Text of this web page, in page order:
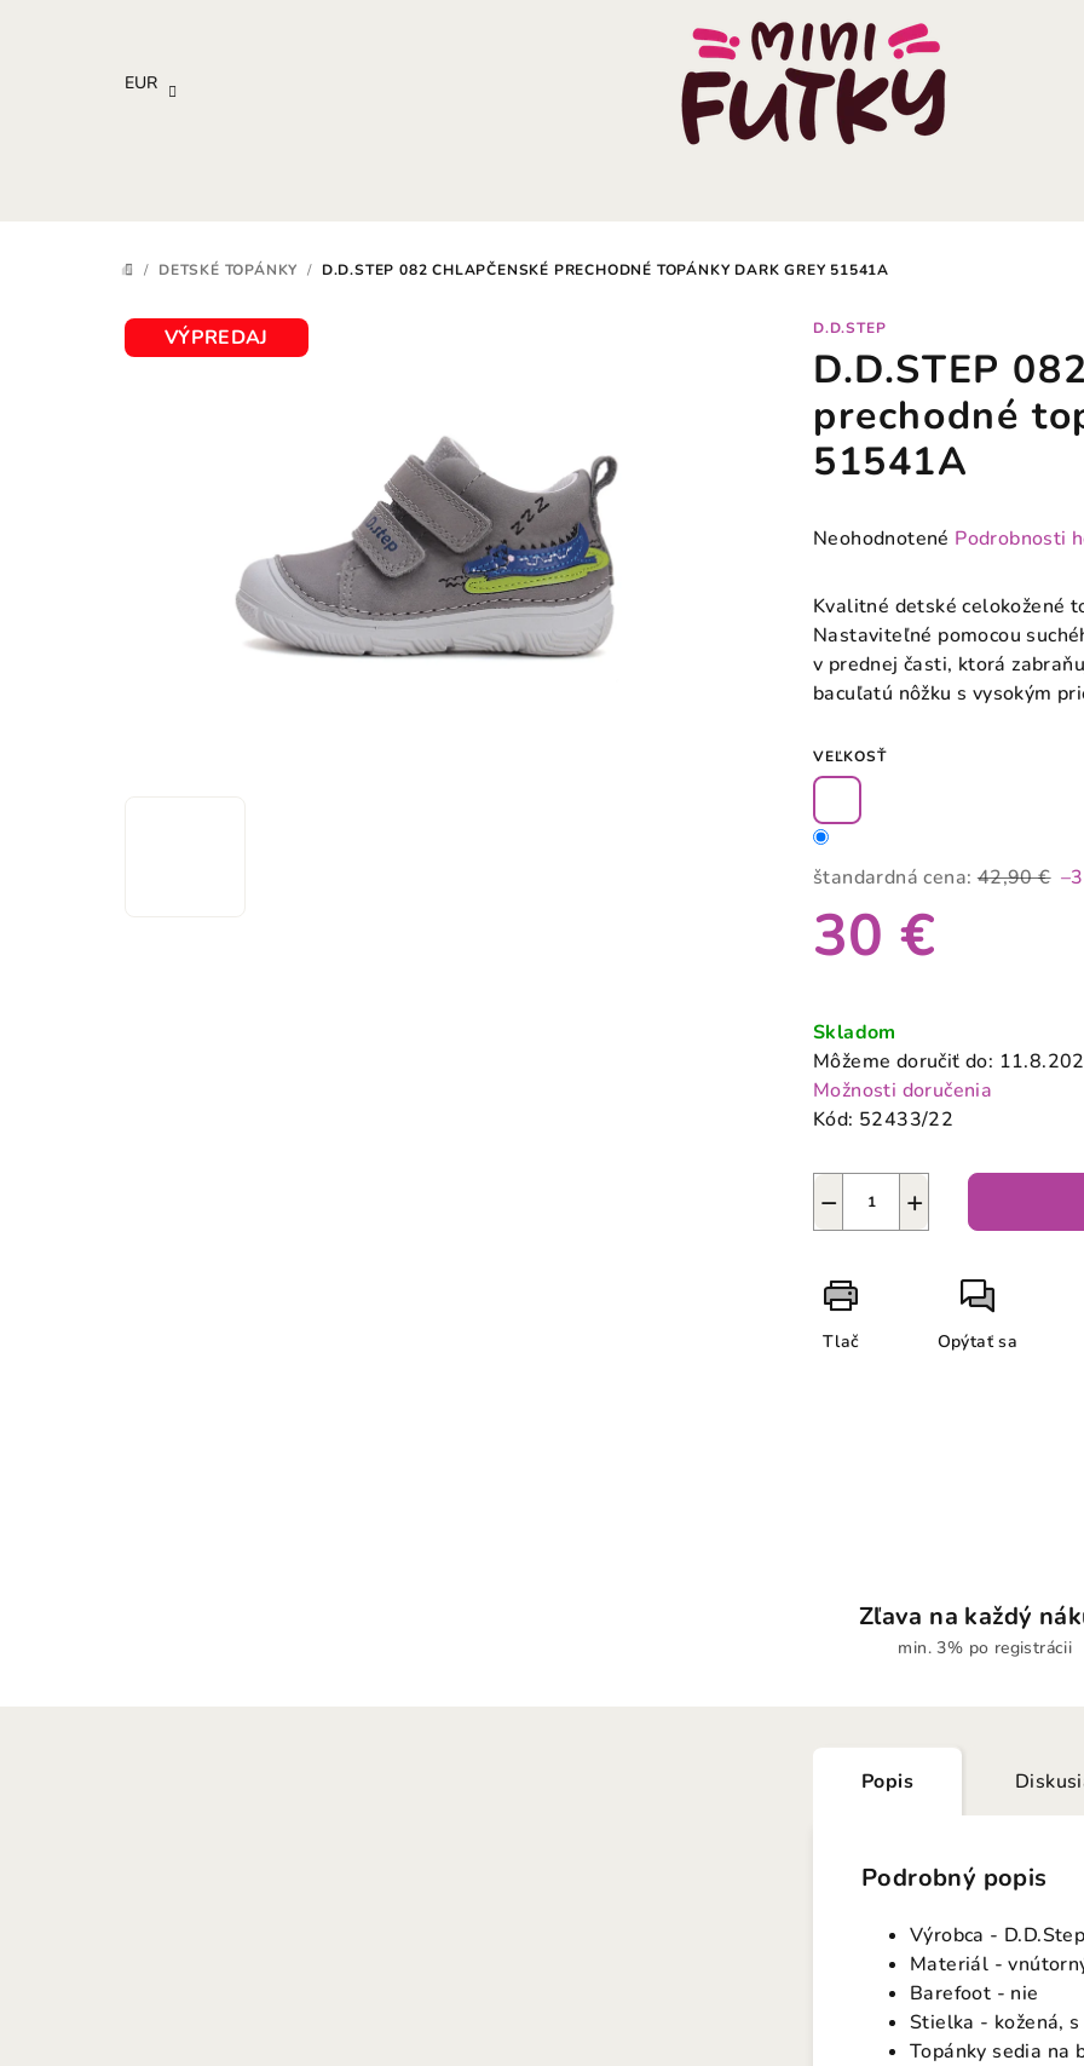
EUR
DOMOV
/ DETSKÉ TOPÁNKY / D.D.STEP 082 CHLAPČENSKÉ PRECHODNÉ TOPÁNKY DARK GREY 51541A
D.D.STEP
D.D.STEP
prechodné
51541A
Priemerné
produktu
je
z
hviezdičiek.
Neohodnotené Podrobnosti
Kvalitné detské celokožené
Nastaviteľné pomocou
v prednej časti, ktorá
bacuľatú nôžku s vysokým
VEĽKOSŤ
štandardná cena: 42,90 €
30 €
cena:
Skladom
Môžeme doručiť do:
Možnosti doručenia
Kód: 52433/22
+
−
Tlač Opýtať sa
VÝPREDAJ
Zľava na každý
min. 3% po registrácii
Popis
Podrobný popis
Výrobca - D.D.Step
Materiál -
Barefoot - nie
Stielka - kožená,
Topánky sedia na